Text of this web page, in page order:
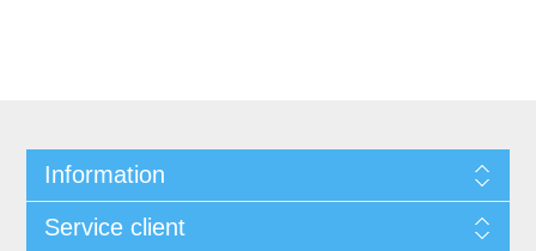
Information
Service client